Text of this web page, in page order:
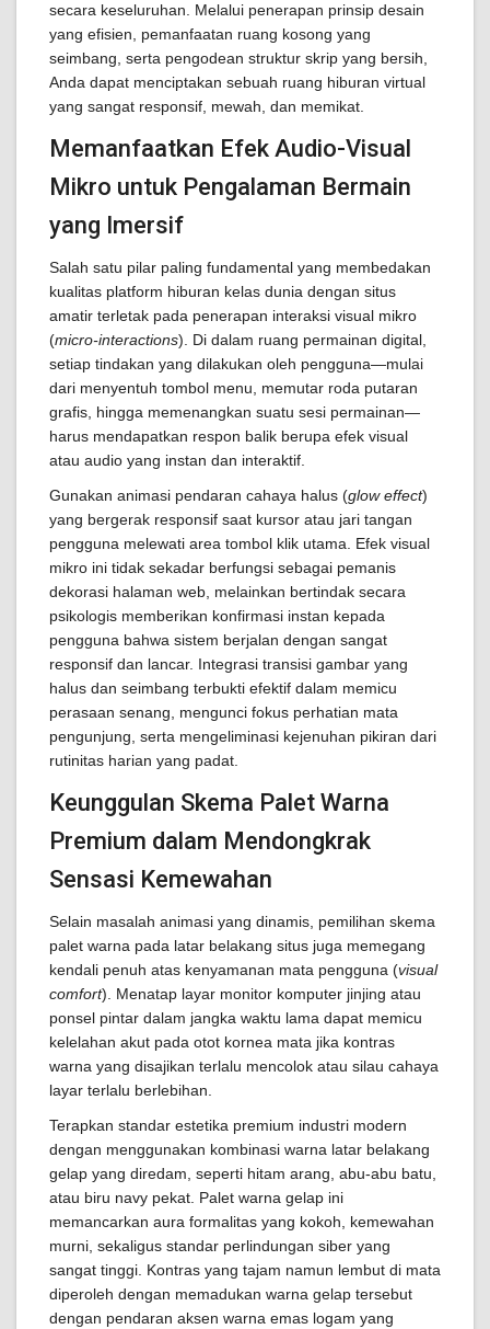
secara keseluruhan. Melalui penerapan prinsip desain
yang efisien, pemanfaatan ruang kosong yang
seimbang, serta pengodean struktur skrip yang bersih,
Anda dapat menciptakan sebuah ruang hiburan virtual
yang sangat responsif, mewah, dan memikat.
Memanfaatkan Efek Audio-Visual
Mikro untuk Pengalaman Bermain
yang Imersif
Salah satu pilar paling fundamental yang membedakan
kualitas platform hiburan kelas dunia dengan situs
amatir terletak pada penerapan interaksi visual mikro
(micro-interactions). Di dalam ruang permainan digital,
setiap tindakan yang dilakukan oleh pengguna—mulai
dari menyentuh tombol menu, memutar roda putaran
grafis, hingga memenangkan suatu sesi permainan—
harus mendapatkan respon balik berupa efek visual
atau audio yang instan dan interaktif.
Gunakan animasi pendaran cahaya halus (glow effect)
yang bergerak responsif saat kursor atau jari tangan
pengguna melewati area tombol klik utama. Efek visual
mikro ini tidak sekadar berfungsi sebagai pemanis
dekorasi halaman web, melainkan bertindak secara
psikologis memberikan konfirmasi instan kepada
pengguna bahwa sistem berjalan dengan sangat
responsif dan lancar. Integrasi transisi gambar yang
halus dan seimbang terbukti efektif dalam memicu
perasaan senang, mengunci fokus perhatian mata
pengunjung, serta mengeliminasi kejenuhan pikiran dari
rutinitas harian yang padat.
Keunggulan Skema Palet Warna
Premium dalam Mendongkrak
Sensasi Kemewahan
Selain masalah animasi yang dinamis, pemilihan skema
palet warna pada latar belakang situs juga memegang
kendali penuh atas kenyamanan mata pengguna (visual
comfort). Menatap layar monitor komputer jinjing atau
ponsel pintar dalam jangka waktu lama dapat memicu
kelelahan akut pada otot kornea mata jika kontras
warna yang disajikan terlalu mencolok atau silau cahaya
layar terlalu berlebihan.
Terapkan standar estetika premium industri modern
dengan menggunakan kombinasi warna latar belakang
gelap yang diredam, seperti hitam arang, abu-abu batu,
atau biru navy pekat. Palet warna gelap ini
memancarkan aura formalitas yang kokoh, kemewahan
murni, sekaligus standar perlindungan siber yang
sangat tinggi. Kontras yang tajam namun lembut di mata
diperoleh dengan memadukan warna gelap tersebut
dengan pendaran aksen warna emas logam yang